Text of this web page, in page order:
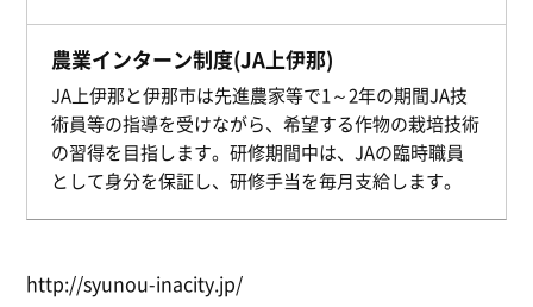
農業インターン制度(JA上伊那)
JA上伊那と伊那市は先進農家等で1～2年の期間JA技
術員等の指導を受けながら、希望する作物の栽培技術
の習得を目指します。研修期間中は、JAの臨時職員
として身分を保証し、研修手当を毎月支給します。
http://syunou-inacity.jp/